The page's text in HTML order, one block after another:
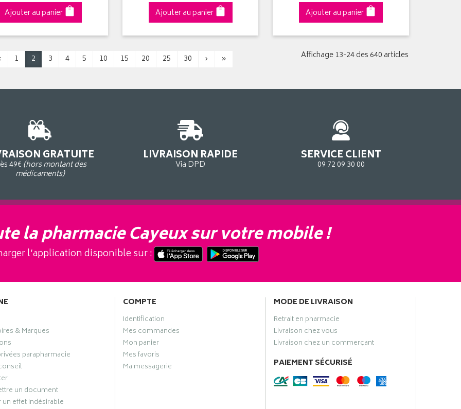
Ajouter au panier Ajouter au panier Ajouter au panier
1 2 3 4 5 10 15 20 25 30 › » Affichage 13-24 des 640 articles
GRATUITE
49€ (hors montant des
médicaments)
LIVRAISON RAPIDE
Via DPD
SERVICE CLIENT
09 72 09 30 00
la pharmacie Cayeux sur votre mobile !
l’application disponible sur :
& Marques
parapharmacie
un document
effet indésirable
COMPTE
Identification
Mes commandes
Mon panier
Mes favoris
Ma messagerie
MODE DE LIVRAISON
Retrait en pharmacie
Livraison chez vous
Livraison chez un commerçant
PAIEMENT SÉCURISÉ